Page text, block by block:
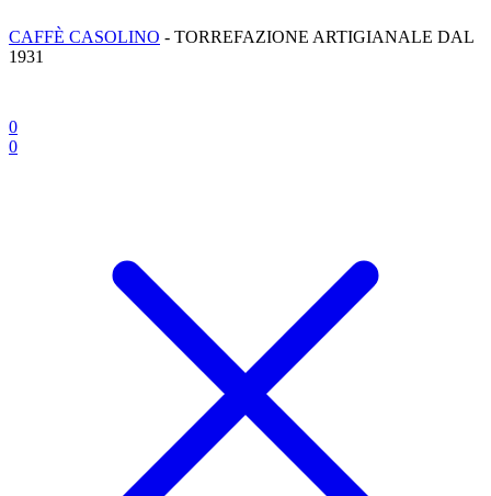
CAFFÈ CASOLINO - TORREFAZIONE ARTIGIANALE DAL
1931
0
0